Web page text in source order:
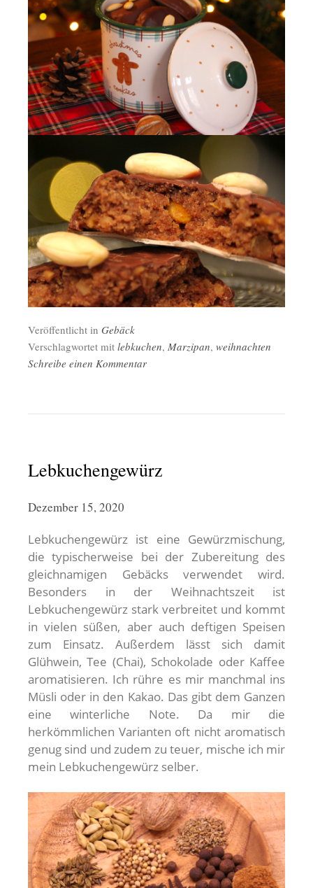
Veröffentlicht in Gebäck
Verschlagwortet mit lebkuchen, Marzipan, weihnachten
Schreibe einen Kommentar
Lebkuchengewürz
Dezember 15, 2020
Lebkuchengewürz ist eine Gewürzmischung,
die typischerweise bei der Zubereitung des
gleichnamigen Gebäcks verwendet wird.
Besonders in der Weihnachtszeit ist
Lebkuchengewürz stark verbreitet und kommt
in vielen süßen, aber auch deftigen Speisen
zum Einsatz. Außerdem lässt sich damit
Glühwein, Tee (Chai), Schokolade oder Kaffee
aromatisieren. Ich rühre es mir manchmal ins
Müsli oder in den Kakao. Das gibt dem Ganzen
eine winterliche Note. Da mir die
herkömmlichen Varianten oft nicht aromatisch
genug sind und zudem zu teuer, mische ich mir
mein Lebkuchengewürz selber.